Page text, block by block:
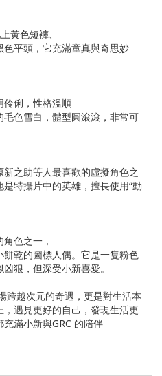
黃色短褲、
平頭，它充滿童真與奇思妙
伶俐，性格溫順
色雪白，體型圓滾滾，非常可
之助等人最喜歡的虛擬角色之
特攝片中的英雄，擅長使用“動
色之一，
乾的圖標人偶。它是一隻粉色
狠，但深受小新喜愛。
跨越次元的奇遇，更是對生活本
遇見更好的自己，發現生活更
滿小新與GRC 的陪伴